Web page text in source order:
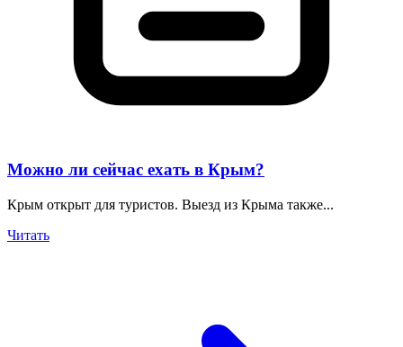
Можно ли сейчас ехать в Крым?
Крым открыт для туристов. Выезд из Крыма также...
Читать